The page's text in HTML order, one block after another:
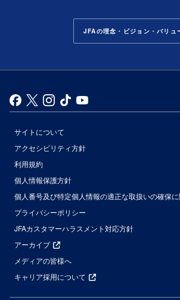
JFAの理念・ビジョン・バリュ
サイトについて
アクセシビリティ方針
利用規約
個人情報保護方針
個人番号及び特定個人情報の適正な取扱いの確保
プライバシーポリシー
JFAカスタマーハラスメント対応方針
アーカイブ
メディアの皆様へ
キャリア採用について